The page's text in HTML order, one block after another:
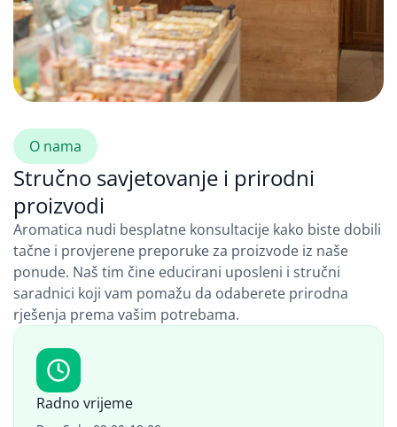
O nama
Stručno savjetovanje i prirodni
proizvodi
Aromatica nudi besplatne konsultacije kako biste dobili
tačne i provjerene preporuke za proizvode iz naše
ponude. Naš tim čine educirani uposleni i stručni
saradnici koji vam pomažu da odaberete prirodna
rješenja prema vašim potrebama.
Radno vrijeme